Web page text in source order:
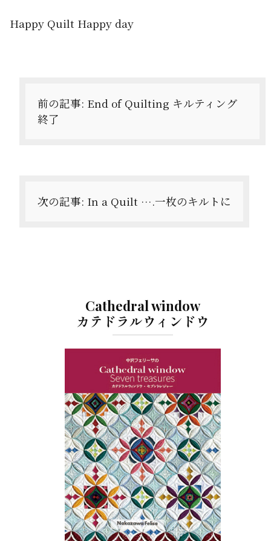
Happy Quilt Happy day
前の記事: End of Quilting キルティング
終了
次の記事: In a Quilt ….一枚のキルトに
Cathedral window
カテドラルウィンドウ